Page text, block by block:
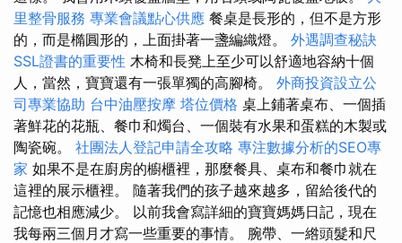
里整骨服務 專業會議點心供應 餐桌是長形的，但不是方形
的，而是橢圓形的，上面掛著一盞編織燈。 外遇調查秘訣
SSL證書的重要性 木椅和長凳上至少可以舒適地容納十個
人，當然，寶寶還有一張單獨的高腳椅。 外商投資設立公
司專業協助 台中油壓按摩 塔位價格 桌上鋪著桌布、一個插
著鮮花的花瓶、餐巾和燭台、一個裝有水果和蛋糕的木製或
陶瓷碗。 社團法人登記申請全攻略 專注數據分析的SEO專
家 如果不是在廚房的櫥櫃裡，那麼餐具、桌布和餐巾就在
這裡的展示櫃裡。 隨著我們的孩子越來越多，留給後代的
記憶也相應減少。 以前我會寫詳細的寶寶媽媽日記，現在
我每兩三個月才寫一些重要的事情。 腕帶、一綹頭髮和尺